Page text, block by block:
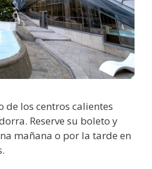
de los centros calientes
Reserve su boleto y
mañana o por la tarde en